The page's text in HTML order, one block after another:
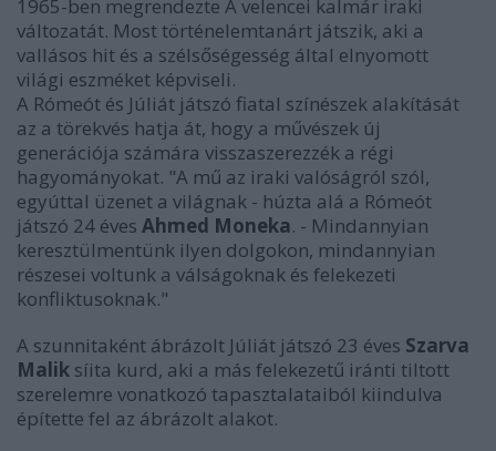
1965-ben megrendezte A velencei kalmár iraki
változatát. Most történelemtanárt játszik, aki a
vallásos hit és a szélsőségesség által elnyomott
világi eszméket képviseli.
A Rómeót és Júliát játszó fiatal színészek alakítását
az a törekvés hatja át, hogy a művészek új
generációja számára visszaszerezzék a régi
hagyományokat. "A mű az iraki valóságról szól,
egyúttal üzenet a világnak - húzta alá a Rómeót
játszó 24 éves Ahmed Moneka. - Mindannyian
keresztülmentünk ilyen dolgokon, mindannyian
részesei voltunk a válságoknak és felekezeti
konfliktusoknak."
A szunnitaként ábrázolt Júliát játszó 23 éves Szarva
Malik síita kurd, aki a más felekezetű iránti tiltott
szerelemre vonatkozó tapasztalataiból kiindulva
építette fel az ábrázolt alakot.